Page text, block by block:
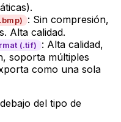
: Sin compresión,
Alta calidad.
(.tif)
: Alta calidad,
soporta múltiples
como una sola
debajo del tipo de